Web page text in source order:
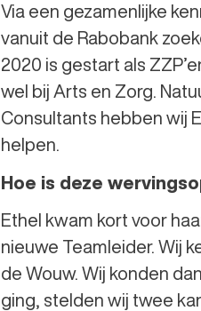
Via een gezamenlijke
vanuit de Rabobank
2020 is gestart als
wel bij Arts en Zorg.
Consultants hebben wij
helpen.
Hoe is deze
Ethel kwam kort voor
nieuwe Teamleider. Wij
de Wouw. Wij konden
ging, stelden wij twee